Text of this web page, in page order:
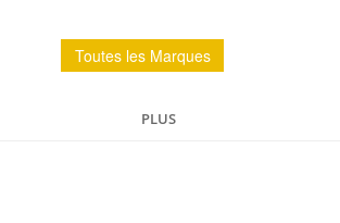
Toutes les Marques
PLUS